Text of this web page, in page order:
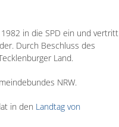
in die SPD ein und vertritt
Durch Beschluss des
Land.
NRW.
in den Landtag von